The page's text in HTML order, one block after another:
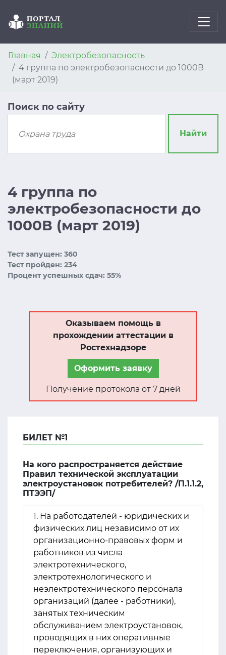
Главная
Электробезопасность
4 группа по электробезопасности до 1000В
(март 2019)
Поиск по сайту
Найти
4 группа по
электробезопасности до
1000В (март 2019)
Тест запущен: 360
Тест пройден: 234
Процент успешных сдач: 55%
Оказываем помощь в
прохождении аттестации в
Ростехнадзоре
Оформить заявку
Получение протокола от 7 дней
БИЛЕТ №1
На кого распространяется действие
Правил технической эксплуатации
электроустановок потребителей? /П.1.1.2,
ПТЭЭП/
1. На работодателей - юридических и
физических лиц независимо от их
организационно-правовых форм и
работников из числа
электротехнического,
электротехнологического и
неэлектротехнического персонала
организаций (далее - работники),
занятых техническим
обслуживанием электроустановок,
проводящих в них оперативные
переключения, организующих и